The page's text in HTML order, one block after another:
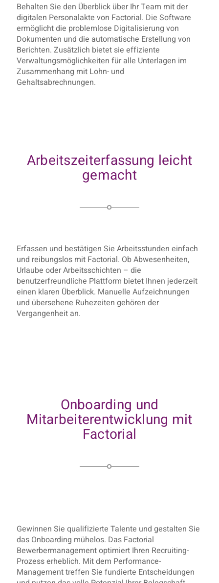
Behalten Sie den Überblick über Ihr Team mit der
digitalen Personalakte von Factorial. Die Software
ermöglicht die problemlose Digitalisierung von
Dokumenten und die automatische Erstellung von
Berichten. Zusätzlich bietet sie effiziente
Verwaltungsmöglichkeiten für alle Unterlagen im
Zusammenhang mit Lohn- und
Gehaltsabrechnungen.
Arbeitszeiterfassung leicht
gemacht
Erfassen und bestätigen Sie Arbeitsstunden einfach
und reibungslos mit Factorial. Ob Abwesenheiten,
Urlaube oder Arbeitsschichten – die
benutzerfreundliche Plattform bietet Ihnen jederzeit
einen klaren Überblick. Manuelle Aufzeichnungen
und übersehene Ruhezeiten gehören der
Vergangenheit an.
Onboarding und
Mitarbeiterentwicklung mit
Factorial
Gewinnen Sie qualifizierte Talente und gestalten Sie
das Onboarding mühelos. Das Factorial
Bewerbermanagement optimiert Ihren Recruiting-
Prozess erheblich. Mit dem Performance-
Management treffen Sie fundierte Entscheidungen